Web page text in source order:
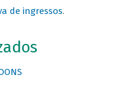
de ingressos.